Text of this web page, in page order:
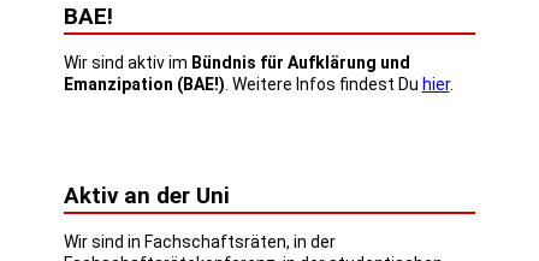
BAE!
Wir sind aktiv im Bündnis für Aufklärung und
Emanzipation (BAE!) . Weitere Infos findest Du hier.
Aktiv an der Uni
Wir sind in Fachschaftsräten, in der